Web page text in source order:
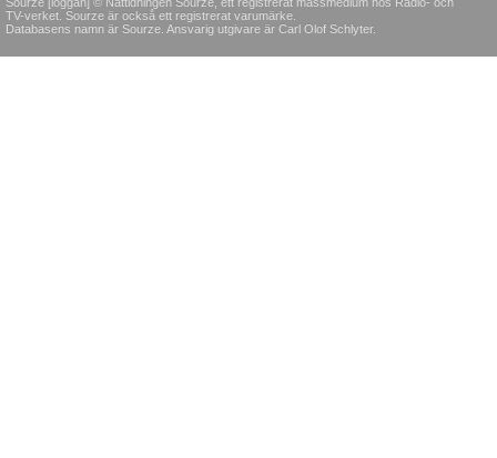
TV-verket. Sourze är också ett registrerat varumärke.
Databasens namn är Sourze. Ansvarig utgivare är Carl Olof Schlyter.